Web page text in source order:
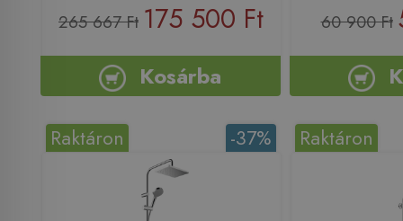
265 667 Ft 175 500 Ft
Kosárba
60 900 Ft
-37%
Raktáron Raktáron